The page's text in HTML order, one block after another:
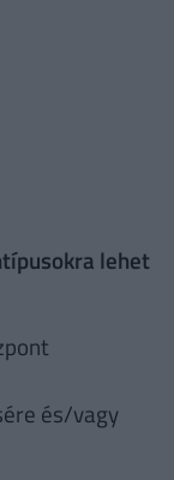
lehet
és/vagy